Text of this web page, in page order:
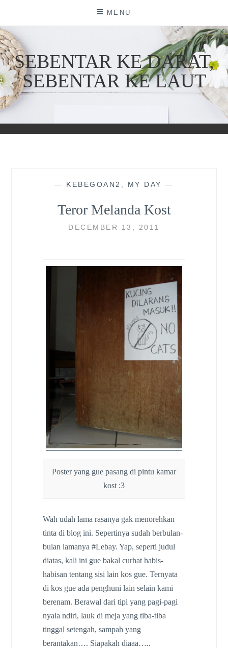
content
MENU
SEBENTAR KE DARAT,
SEBENTAR KE LAUT
— KEBEGOAN2 MY DAY —
Teror Melanda Kost
DECEMBER 13, 2011
Poster yang gue pasang di pintu kamar
kost :3
Wah udah lama rasanya gak menorehkan
tinta di blog ini. Sepertinya sudah berbulan-
bulan lamanya #Lebay. Yap, seperti judul
diatas, kali ini gue bakal curhat habis-
habisan tentang sisi lain kos gue. Ternyata
di kos gue ada penghuni lain selain kami
berenam. Berawal dari tipi yang pagi-pagi
nyala ndiri, lauk di meja yang tiba-tiba
tinggal setengah, sampah yang
berantakan…. Siapakah diaaa…..